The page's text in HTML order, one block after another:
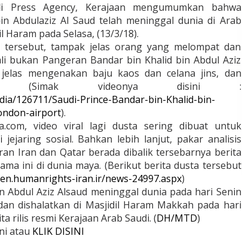
Agency, Kerajaan mengumumkan bahwa
Abdulaziz Al Saud telah meninggal dunia di Arab
pada Selasa, (13/3/18).
tampak jelas orang yang melompat dan
bukan Pangeran Bandar bin Khalid bin Abdul Aziz
mengenakan baju kaos dan celana jins, dan
(Simak videonya disini :
126711/Saudi-Prince-Bandar-bin-Khalid-bin-
airport).
video viral lagi dusta sering dibuat untuk
jejaring sosial. Bahkan lebih lanjut, pakar analisis
Iran dan Qatar berada dibalik tersebarnya berita
ini di dunia maya. (Berikut berita dusta tersebut
iran.ir/news-24997.aspx)
Abdul Aziz Alsaud meninggal dunia pada hari Senin
dishalatkan di Masjidil Haram Makkah pada hari
rilis resmi Kerajaan Arab Saudi. (DH/MTD)
atau KLIK DISINI